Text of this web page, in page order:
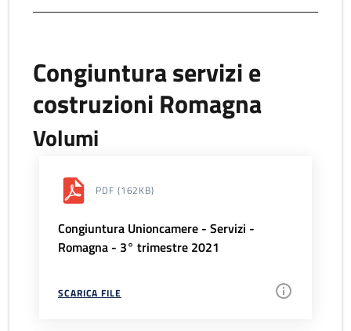
Congiuntura servizi e
costruzioni Romagna
Volumi
PDF (162KB)
Congiuntura Unioncamere - Servizi -
Romagna - 3° trimestre 2021
SCARICA FILE